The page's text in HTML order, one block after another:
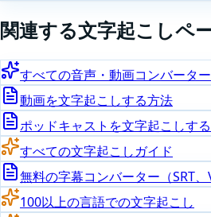
関連する文字起こしペ
すべての音声・動画コンバーター
動画を文字起こしする方法
ポッドキャストを文字起こしす
すべての文字起こしガイド
無料の字幕コンバーター（SRT、
100以上の言語での文字起こし